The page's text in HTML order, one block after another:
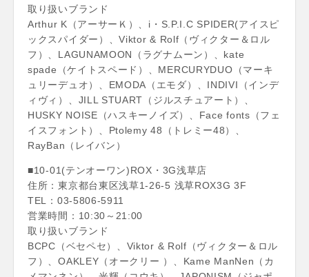
取り扱いブランド
Arthur K（アーサーＫ）、i・S.P.I.C SPIDER(アイスピ
ックスパイダー）、Viktor & Rolf（ヴィクター＆ロル
フ）、LAGUNAMOON（ラグナムーン）、kate
spade（ケイトスペード）、MERCURYDUO（マーキ
ュリーデュオ）、EMODA（エモダ）、INDIVI（インデ
ィヴィ）、JILL STUART（ジルスチュアート）、
HUSKY NOISE（ハスキーノイズ）、Face fonts（フェ
イスフォント）、Ptolemy 48（トレミー48）、
RayBan（レイバン）
■10-01(テンオーワン)ROX・3G浅草店
住所：東京都台東区浅草1-26-5 浅草ROX3G 3F
TEL：03-5806-5911
営業時間：10:30～21:00
取り扱いブランド
BCPC（ベセペセ）、Viktor & Rolf（ヴィクター＆ロル
フ）、OAKLEY（オークリー ）、Kame ManNen（カ